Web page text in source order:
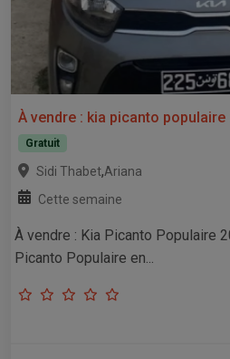
À vendre : kia picanto
Gratuit
Sidi Thabet,Ariana
Cette semaine
À vendre : Kia Picanto Populaire
Picanto Populaire en...